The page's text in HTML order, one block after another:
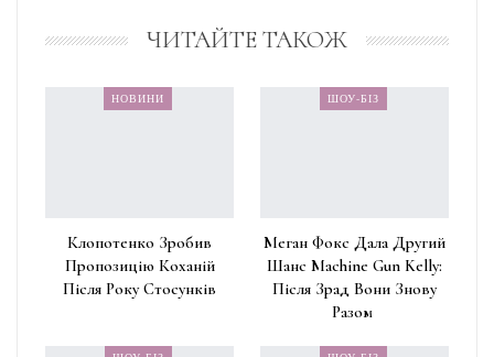
ЧИТАЙТЕ ТАКОЖ
НОВИНИ
Клопотенко Зробив
Пропозицію Коханій
Після Року Стосунків
ШОУ-БІЗ
Меган Фокс Дала Другий
Шанс Machine Gun Kelly:
Після Зрад Вони Знову
Разом